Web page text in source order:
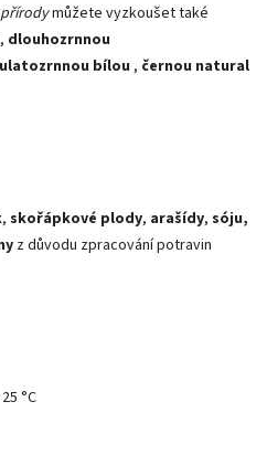
můžete vyzkoušet také
, dlouhozrnnou
bílou , černou natural
, skořápkové plody, arašídy, sóju,
z důvodu zpracování potravin
°C